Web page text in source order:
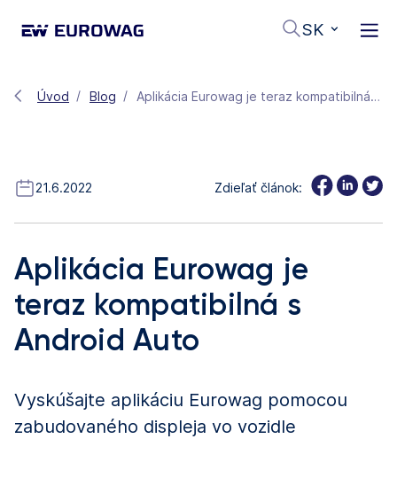
SK
Úvod Blog Aplikácia Eurowag je teraz kompatibilná s Android Auto
21.6.2022 Zdieľať článok:
Aplikácia Eurowag je
teraz kompatibilná s
Android Auto
Vyskúšajte aplikáciu Eurowag pomocou
zabudovaného displeja vo vozidle